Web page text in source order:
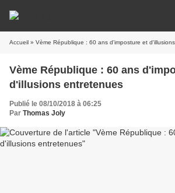
Accueil » Vème République : 60 ans d'imposture et
Vème République : 60 ans
d'illusions entretenues
Publié le 08/10/2018 à 06:25
Par Thomas Joly